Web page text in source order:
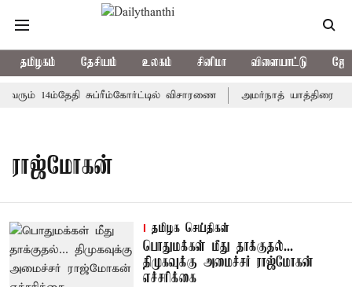
தமிழகம் தேசியம் உலகம் சினிமா விளையாட்டு
14ம்தேதி சுப்ரீம்கோர்ட்டில் விசாரணை அமர்நாத் யாத்திரை
ராஜ்மோகன்
தமிழக செய்திகள்
பொதுமக்கள் மீது தாக்குதல்...
திமுகவுக்கு அமைச்சர் ராஜ்மோகன்
எச்சரிக்கை